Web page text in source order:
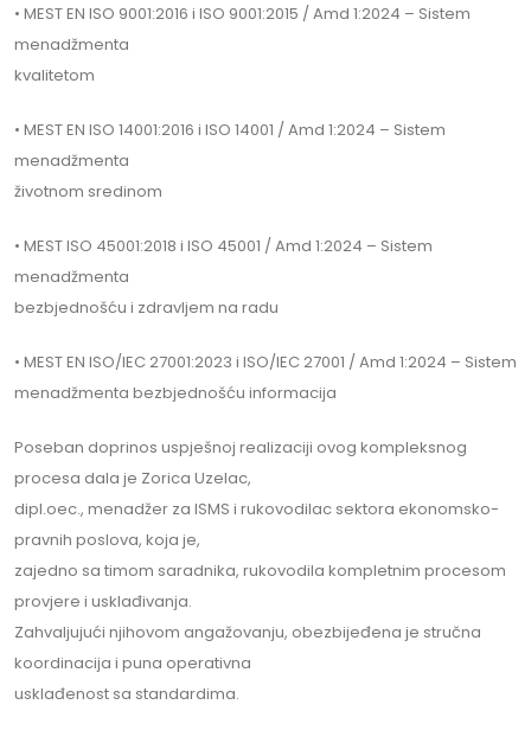
• MEST EN ISO 9001:2016 i ISO 9001:2015 / Amd 1:2024 – Sistem
menadžmenta
kvalitetom
• MEST EN ISO 14001:2016 i ISO 14001 / Amd 1:2024 – Sistem
menadžmenta
životnom sredinom
• MEST ISO 45001:2018 i ISO 45001 / Amd 1:2024 – Sistem
menadžmenta
bezbjednošću i zdravljem na radu
• MEST EN ISO/IEC 27001:2023 i ISO/IEC 27001 / Amd 1:2024 – Sistem
menadžmenta bezbjednošću informacija
Poseban doprinos uspješnoj realizaciji ovog kompleksnog
procesa dala je Zorica Uzelac,
dipl.oec., menadžer za ISMS i rukovodilac sektora ekonomsko-
pravnih poslova, koja je,
zajedno sa timom saradnika, rukovodila kompletnim procesom
provjere i usklađivanja.
Zahvaljujući njihovom angažovanju, obezbijeđena je stručna
koordinacija i puna operativna
usklađenost sa standardima.